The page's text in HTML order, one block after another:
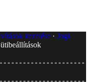
kezelése
Jogi